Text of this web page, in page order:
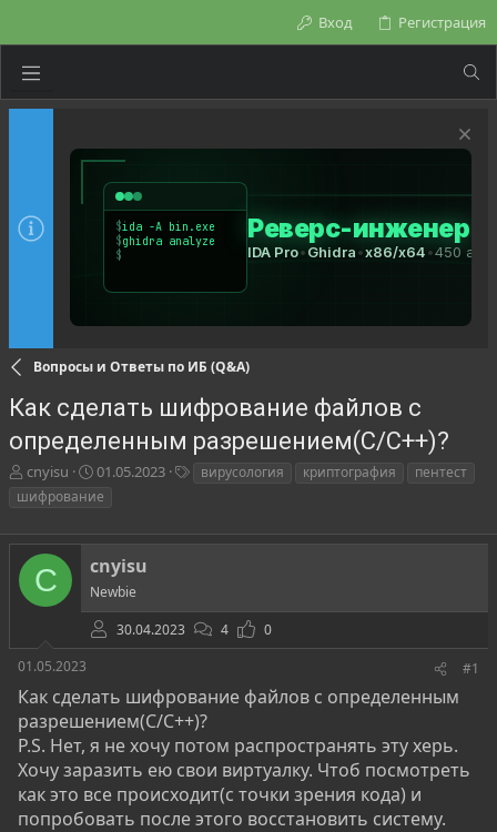
Вход Регистрация
Вопросы и Ответы по ИБ (Q&A)
Как сделать шифрование файлов с
определенным разрешением(C/C++)?
А
в
о
р
м
cnyisu
Д
а
а
н
а
ч
а
л
а
01.05.2023
и
вирусология криптография
пентест
шифрование
C cnyisu
Newbie
30.04.2023
4
0
01.05.2023
#1
Как сделать шифрование файлов с определенным
разрешением(C/C++)?
P.S. Нет, я не хочу потом распространять эту херь.
Хочу заразить ею свои виртуалку. Чтоб посмотреть
как это все происходит(с точки зрения кода) и
попробовать после этого восстановить систему.